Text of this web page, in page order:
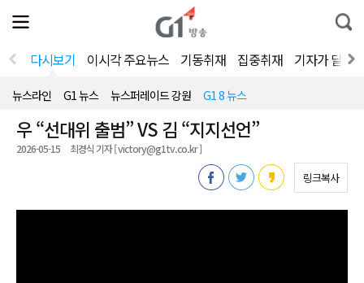
전
체
뉴
열
통
합
색
다시보기 이시각 주요뉴스 기동취재 집중취재 기자가 달려
뉴스라인 G1 뉴스 뉴스퍼레이드 강원 G1 8 뉴스
우 “선대위 출범” VS 김 “지지선언”
2026-05-15 최경식 기자 [ victory@g1tv.co.kr ]
링크복사